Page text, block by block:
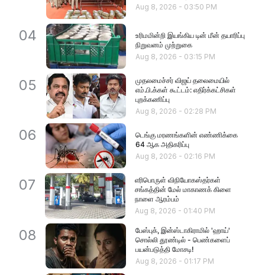
Aug 8, 2026 - 03:50 PM
04
உரிமமின்றி இயங்கிய டின் மீன் தயாரிப்பு
நிறுவனம் முற்றுகை
Aug 8, 2026 - 03:15 PM
05
முதலமைச்சர் விஜய் தலைமையில்
எம்.பி.க்கள் கூட்டம்: எதிர்க்கட்சிகள்
புறக்கணிப்பு
Aug 8, 2026 - 02:28 PM
06
டெங்கு மரணங்களின் எண்ணிக்கை
64 ஆக அதிகரிப்பு
Aug 8, 2026 - 02:16 PM
07
எரிபொருள் விநியோகஸ்தர்கள்
சங்கத்தின் மேல் மாகாணக் கிளை
நாளை ஆரம்பம்
Aug 8, 2026 - 01:40 PM
08
பேஸ்புக், இன்ஸ்டாகிராமில் 'ஹாய்'
சொல்லி தூண்டில் - பெண்களைப்
பயன்படுத்தி மோசடி!
Aug 8, 2026 - 01:17 PM